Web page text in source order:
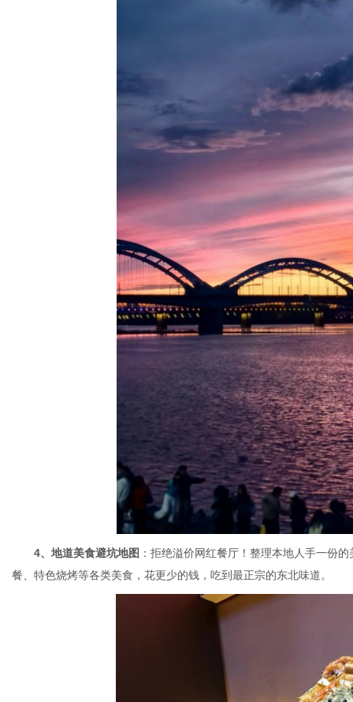
4、地道美食避坑地图 ：拒绝溢价网红餐厅！整理本地人手一份
餐、特色烧烤等各类美食，花更少的钱，吃到最正宗的东北味道。